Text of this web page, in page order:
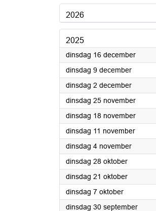
2026
2025
dinsdag 16 december2025
dinsdag 9 december2025
dinsdag 2 december2025
dinsdag 25 november2025
dinsdag 18 november2025
dinsdag 11 november2025
dinsdag 4 november2025
dinsdag 28 oktober2025
dinsdag 21 oktober2025
dinsdag 7 oktober2025
dinsdag 30 september2025